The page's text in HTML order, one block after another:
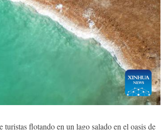
flotando en un lago salado en el oasis de